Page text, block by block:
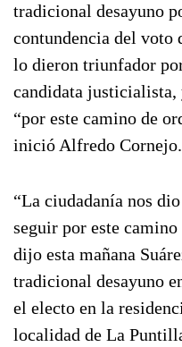
tradicional desayuno
contundencia del voto
lo dieron triunfador
candidata
“por este camino de
inició Alfredo Cornejo.
“La ciudadanía nos
seguir por este
dijo esta mañana
tradicional desayuno
el electo en la
localidad de La